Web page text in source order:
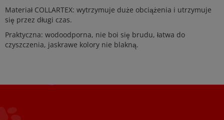
Materiał COLLARTEX: wytrzymuje duże obciążenia i utrzymuje
się przez długi czas.
Praktyczna: wodoodporna, nie boi się brudu, łatwa do
czyszczenia, jaskrawe kolory nie blakną.